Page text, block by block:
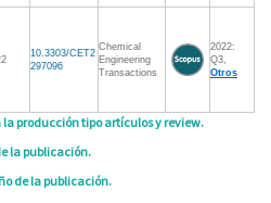
10.3303/CET2
297096
Chemical
Engineering
Transactions
2022:
Q3,
Otros
la producción tipo artículos y review.
la publicación.
de la publicación.